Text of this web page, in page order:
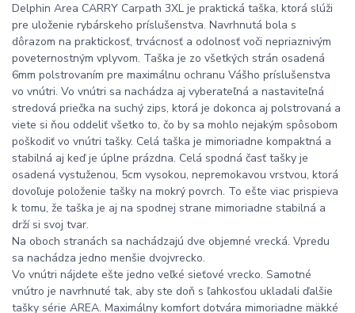
Delphin Area CARRY Carpath 3XL je praktická taška, ktorá slúži
pre uloženie rybárskeho príslušenstva. Navrhnutá bola s
dôrazom na praktickosť, trvácnosť a odolnosť voči nepriaznivým
poveternostným vplyvom. Taška je zo všetkých strán osadená
6mm polstrovaním pre maximálnu ochranu Vášho príslušenstva
vo vnútri. Vo vnútri sa nachádza aj vyberateľná a nastaviteľná
stredová priečka na suchý zips, ktorá je dokonca aj polstrovaná a
viete si ňou oddeliť všetko to, čo by sa mohlo nejakým spôsobom
poškodiť vo vnútri tašky. Celá taška je mimoriadne kompaktná a
stabilná aj keď je úplne prázdna. Celá spodná časť tašky je
osadená vystuženou, 5cm vysokou, nepremokavou vrstvou, ktorá
dovoľuje položenie tašky na mokrý povrch. To ešte viac prispieva
k tomu, že taška je aj na spodnej strane mimoriadne stabilná a
drží si svoj tvar.
Na oboch stranách sa nachádzajú dve objemné vrecká. Vpredu
sa nachádza jedno menšie dvojvrecko.
Vo vnútri nájdete ešte jedno veľké sieťové vrecko. Samotné
vnútro je navrhnuté tak, aby ste doň s ľahkosťou ukladali ďalšie
tašky série AREA. Maximálny komfort dotvára mimoriadne mäkké